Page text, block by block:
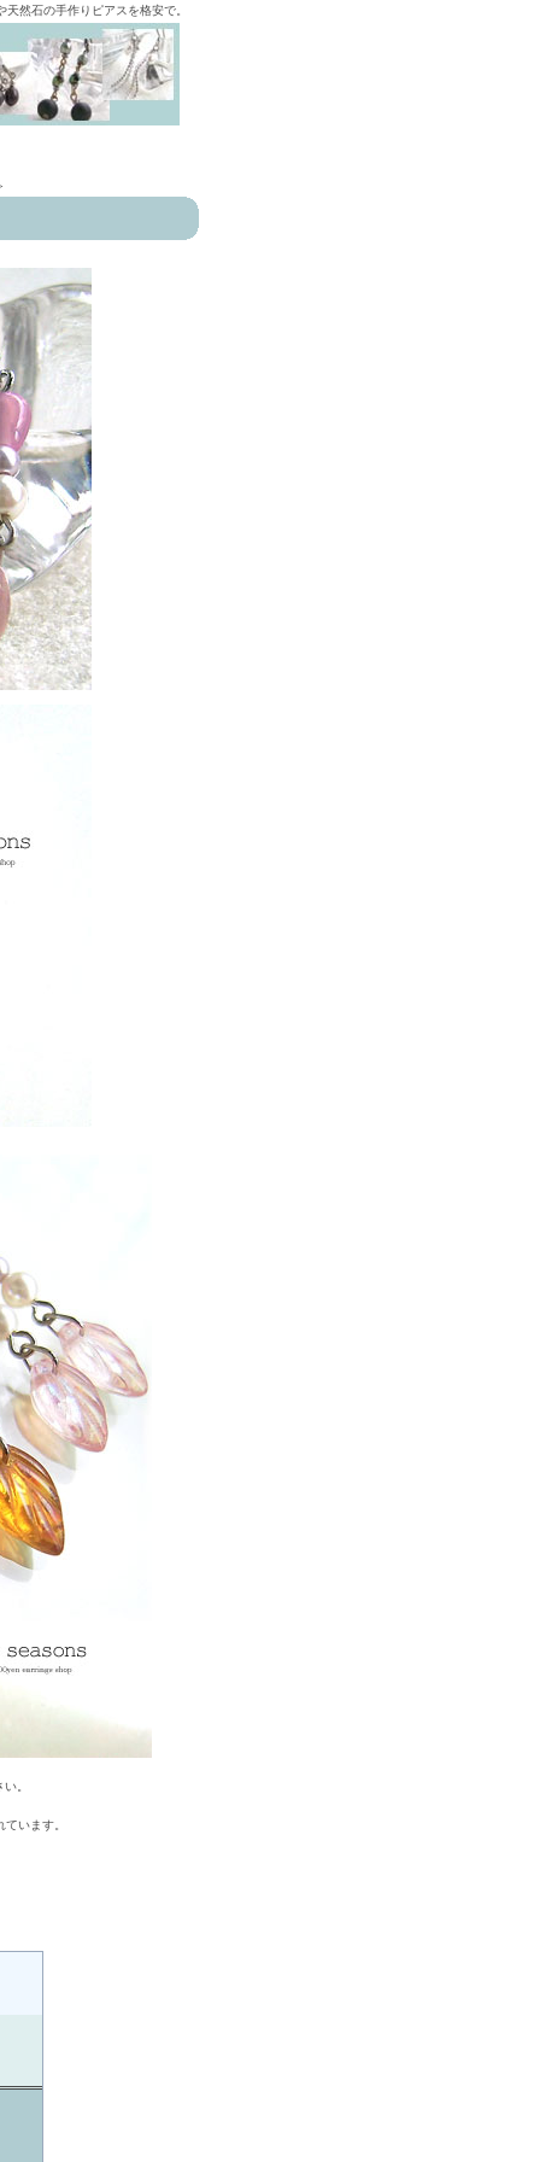
然石の手作りピアスを格安で。
。
います。